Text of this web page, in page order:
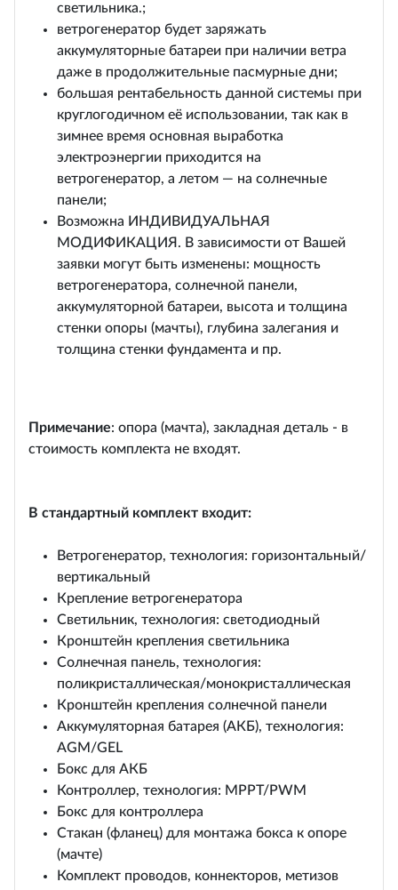
светильника.;
ветрогенератор будет заряжать
аккумуляторные батареи при наличии ветра
даже в продолжительные пасмурные дни;
большая рентабельность данной системы при
круглогодичном её использовании, так как в
зимнее время основная выработка
электроэнергии приходится на
ветрогенератор, а летом — на солнечные
панели;
Возможна ИНДИВИДУАЛЬНАЯ
МОДИФИКАЦИЯ. В зависимости от Вашей
заявки могут быть изменены: мощность
ветрогенератора, солнечной панели,
аккумуляторной батареи, высота и толщина
стенки опоры (мачты), глубина залегания и
толщина стенки фундамента и пр.
Примечание: опора (мачта), закладная деталь - в
стоимость комплекта не входят.
В стандартный комплект входит:
Ветрогенератор, технология: горизонтальный/
вертикальный
Крепление ветрогенератора
Светильник, технология: светодиодный
Кронштейн крепления светильника
Солнечная панель, технология:
поликристаллическая/монокристаллическая
Кронштейн крепления солнечной панели
Аккумуляторная батарея (АКБ), технология:
AGM/GEL
Бокс для АКБ
Контроллер, технология: MPPT/PWM
Бокс для контроллера
Стакан (фланец) для монтажа бокса к опоре
(мачте)
Комплект проводов, коннекторов, метизов